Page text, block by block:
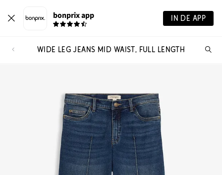
bonprix app IN DE APP
WIDE LEG JEANS MID WAIST, FULL LENGTH